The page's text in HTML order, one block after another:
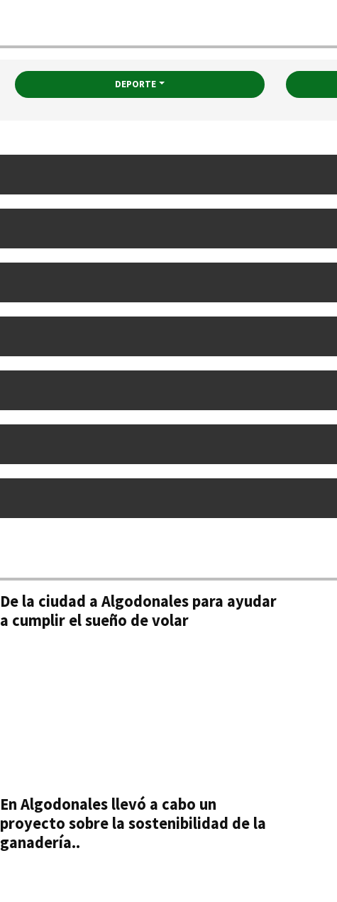
DEPORTE
De la ciudad a Algodonales para ayudar
a cumplir el sueño de volar
En Algodonales llevó a cabo un
proyecto sobre la sostenibilidad de la
ganadería..